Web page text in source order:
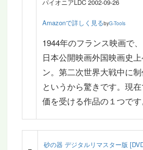
パイオニアLDC 2002-09-26
Amazonで詳しく見るbyG-Tools
1944年のフランス映画で
日本公開映画外国映画史
ン。第二次世界大戦中に
というから驚きです。現
価を受ける作品の１つです
砂の器 デジタルリマスター版